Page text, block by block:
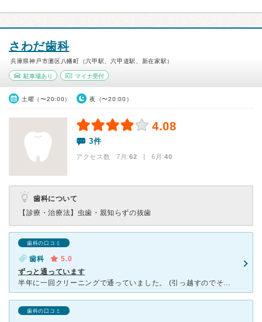
さわだ歯科
兵庫県神戸市灘区八幡町（六甲駅、六甲道駅、新在家駅）
駐車場あり マイナ受付
土曜（〜20:00） 夜（〜20:00）
4.08
3件
アクセス数 7月:62 | 6月:40
歯科について
【診療・治療法】 虫歯・親知らずの抜歯
歯科の口コミ
歯科
5.0
ずっと通っています
半年に一回クリーニングで通っていました。 (引っ越すのでそれもできなくなりますが… ずっと通いたいと思えるお医者さんでした。) 先生は患者に対しても周りのスタッフさんに対しても威張っ
歯科の口コミ